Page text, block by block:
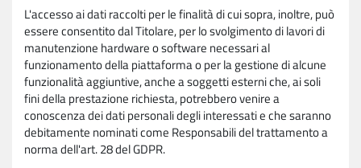
L'accesso ai dati raccolti per le finalità di cui sopra, inoltre, può
essere consentito dal Titolare, per lo svolgimento di lavori di
manutenzione hardware o software necessari al
funzionamento della piattaforma o per la gestione di alcune
funzionalità aggiuntive, anche a soggetti esterni che, ai soli
fini della prestazione richiesta, potrebbero venire a
conoscenza dei dati personali degli interessati e che saranno
debitamente nominati come Responsabili del trattamento a
norma dell'art. 28 del GDPR.